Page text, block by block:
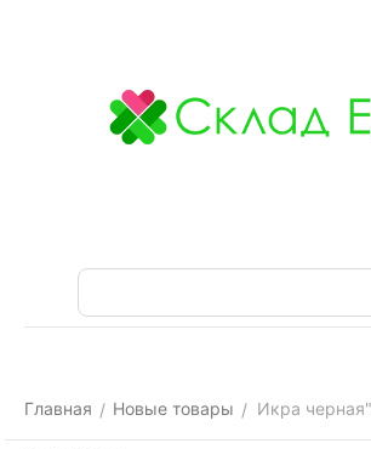
Главная / Новые товары / Икра